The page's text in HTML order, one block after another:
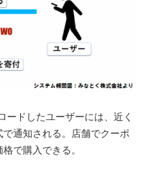
ードしたユーザーには、近く
通知される。店舗でクーポ
で購入できる。